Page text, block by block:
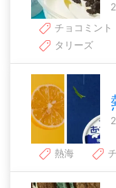
チョコミント
タリーズ
熱海